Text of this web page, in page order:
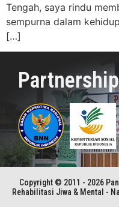
Tengah, saya rindu
sempurna dalam
[…]
Partnership
Copyright © 2011 - 2026
Rehabilitasi Jiwa & Mental -